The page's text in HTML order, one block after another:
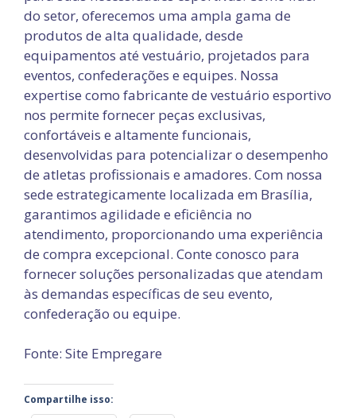
do setor, oferecemos uma ampla gama de
produtos de alta qualidade, desde
equipamentos até vestuário, projetados para
eventos, confederações e equipes. Nossa
expertise como fabricante de vestuário esportivo
nos permite fornecer peças exclusivas,
confortáveis e altamente funcionais,
desenvolvidas para potencializar o desempenho
de atletas profissionais e amadores. Com nossa
sede estrategicamente localizada em Brasília,
garantimos agilidade e eficiência no
atendimento, proporcionando uma experiência
de compra excepcional. Conte conosco para
fornecer soluções personalizadas que atendam
às demandas específicas de seu evento,
confederação ou equipe.
Fonte: Site Empregare
Compartilhe isso: